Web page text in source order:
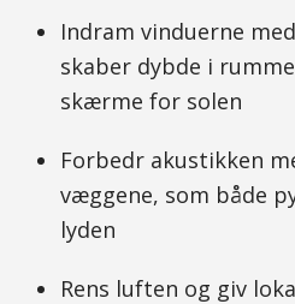
Indram vinduerne
skaber dybde i
skærme for solen
Forbedr akustikken
væggene, som både
lyden
Rens luften og giv